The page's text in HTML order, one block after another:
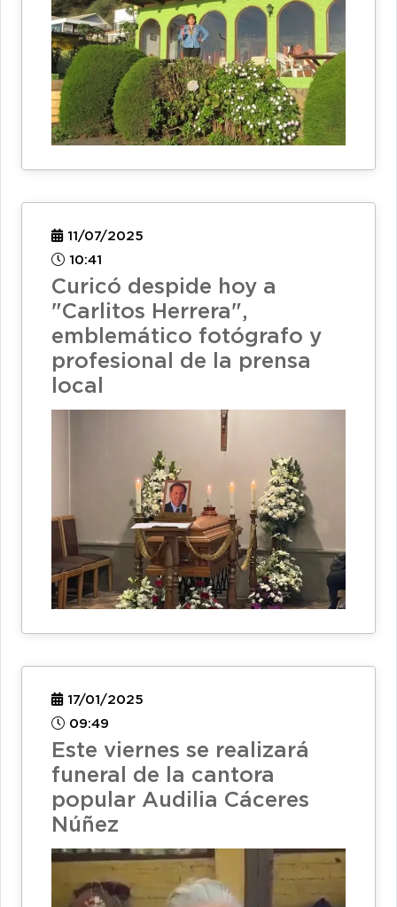
11/07/2025
10:41
Curicó despide hoy a
"Carlitos Herrera",
emblemático fotógrafo y
profesional de la prensa
local
17/01/2025
09:49
Este viernes se realizará
funeral de la cantora
popular Audilia Cáceres
Núñez